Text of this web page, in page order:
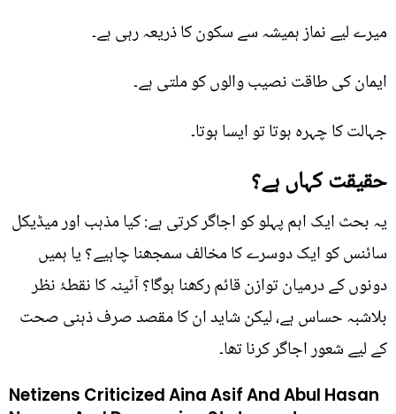
میرے لیے نماز ہمیشہ سے سکون کا ذریعہ رہی ہے۔
ایمان کی طاقت نصیب والوں کو ملتی ہے۔
جہالت کا چہرہ ہوتا تو ایسا ہوتا۔
حقیقت کہاں ہے؟
یہ بحث ایک اہم پہلو کو اجاگر کرتی ہے: کیا مذہب اور میڈیکل
سائنس کو ایک دوسرے کا مخالف سمجھنا چاہیے؟ یا ہمیں
دونوں کے درمیان توازن قائم رکھنا ہوگا؟ آئینہ کا نقطۂ نظر
بلاشبہ حساس ہے، لیکن شاید ان کا مقصد صرف ذہنی صحت
کے لیے شعور اجاگر کرنا تھا۔
Netizens Criticized Aina Asif And Abul Hasan